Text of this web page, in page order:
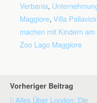
Verbania,
Maggiore, Villa
machen mit Kindern
Zoo Lago Maggiore
Vorheriger Beitrag
Alles Über London: Die